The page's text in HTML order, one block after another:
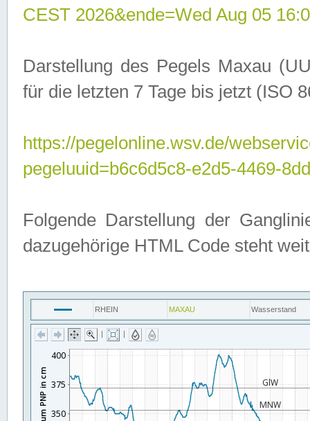
CEST 2026&ende=Wed Aug 05
Darstellung des Pegels Maxau
für die letzten 7 Tage bis jetzt (ISO
https://pegelonline.wsv.de/
pegeluuid=b6c6d5c8-e2d5-4469-
Folgende Darstellung der
dazugehörige HTML Code steht